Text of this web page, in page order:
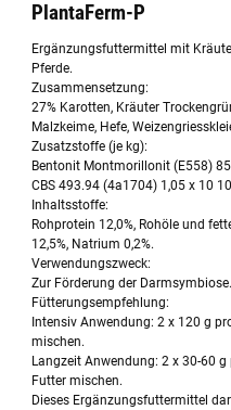
PlantaFerm-P
Ergänzungsfuttermittel mit
Pferde.
Zusammensetzung:
27% Karotten, Kräuter
Malzkeime, Hefe,
Zusatzstoffe (je kg):
Bentonit Montmorillonit (E558)
CBS 493.94 (4a1704) 1,05 x 10
Inhaltsstoffe:
Rohprotein 12,0%, Rohöle und
12,5%, Natrium 0,2%.
Verwendungszweck:
Zur Förderung der Darmsymbiose.
Fütterungsempfehlung:
Intensiv Anwendung: 2 x 120 g
mischen.
Langzeit Anwendung: 2 x 30-60
Futter mischen.
Dieses Ergänzungsfuttermittel